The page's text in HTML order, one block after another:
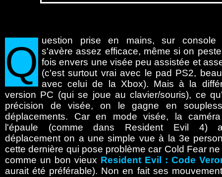
Q uestion prise en mains, sur console
s'avère assez efficace, même si on
fois envers une visée peu assistée et
(c'est surtout vrai avec le pad PS2,
avec celui de la Xbox). Mais à la
version PC (qui se joue au clavier/souris), ce
précision de visée, on le gagne en
déplacements. Car en mode visée, la
l'épaule (comme dans Resident Evil 4)
déplacement on a une simple vue à la 3e
cette dernière qui pose problème car Cold Fear
comme un bon vieux Resident Evil : Code
aurait été préférable). Non en fait ses